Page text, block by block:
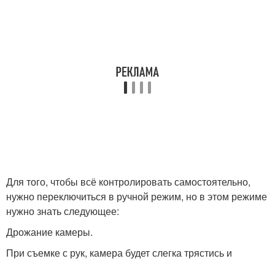
Для того, чтобы всё контролировать самостоятельно,
нужно переключиться в ручной режим, но в этом режиме
нужно знать следующее:
Дрожание камеры.
При съемке с рук, камера будет слегка трястись и